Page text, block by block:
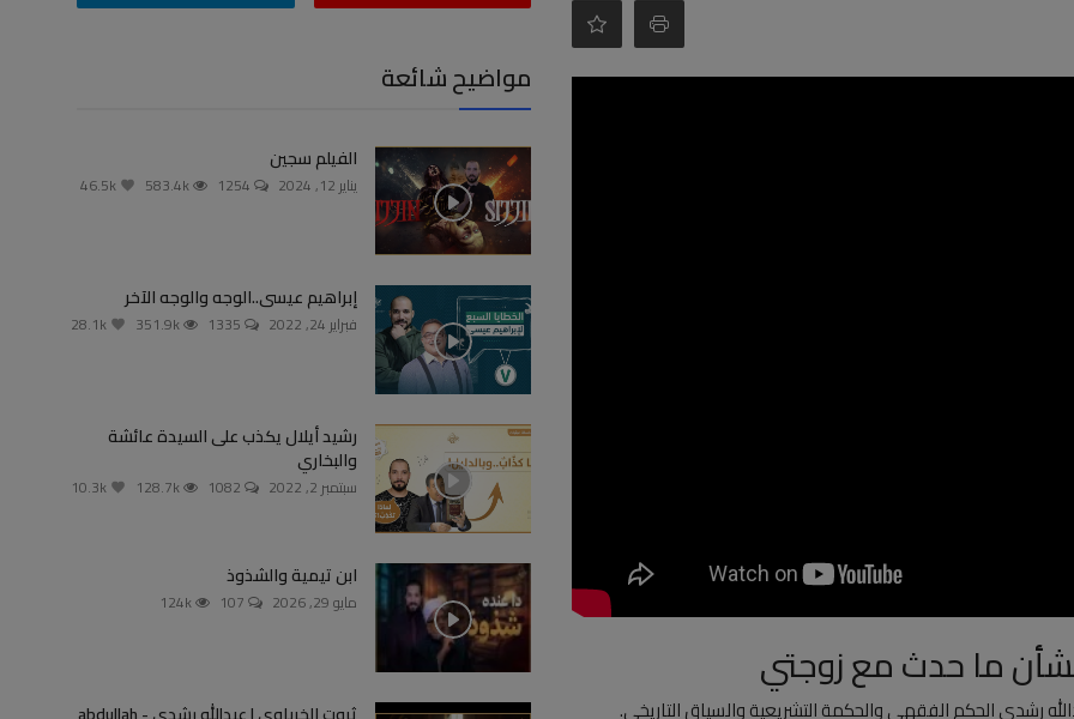
ما حدث مع زوجتي
رشدي الحكم الفقهي والحكمة التشريعية والسياق التاريخي.
مواضيح شائعة
الفيلم سجين
يناير 12, 2024 1254
583.4k
إبراهيم عيسى..الوجه والوجه الآخر
فبراير 24, 2022 1335
351.9k
رشيد أيلال يكذب على السيدة عائشة
والبخاري
سبتمبر 2, 2022 1082
128.7k
ابن تيمية والشذوذ
مايو 29, 2026 107
124k